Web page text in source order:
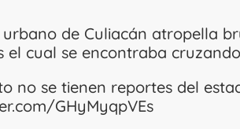
urbano de Culiacán atropella
el cual se encontraba
no se tienen reportes del
GHyMyqpVEs